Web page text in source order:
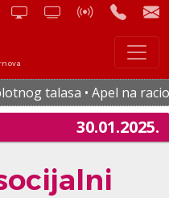
talasa • Apel na
30.01.2025.